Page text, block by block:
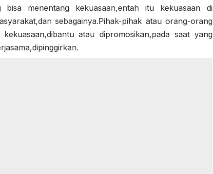
bisa menentang kekuasaan,entah itu kekuasaan di
sebagainya.Pihak-pihak atau orang-orang
atau dipromosikan,pada saat yang